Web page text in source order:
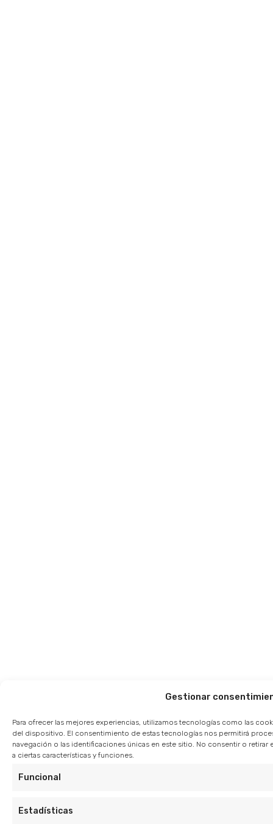
Gestionar
Para ofrecer las mejores experiencias, utilizamos tecnologías como las
del dispositivo. El consentimiento de estas tecnologías nos permitirá
navegación o las identificaciones únicas en este sitio. No consentir o
a ciertas características y funciones.
Funcional
Estadísticas